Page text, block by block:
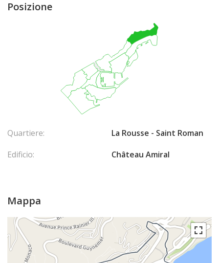
Posizione
Quartiere:
La Rousse - Saint Roman
Edificio:
Château Amiral
Mappa